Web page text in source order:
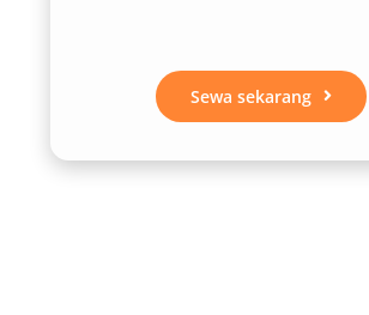
3. Efisiensi Biaya untuk
Kebutuhan
Sewa sekarang